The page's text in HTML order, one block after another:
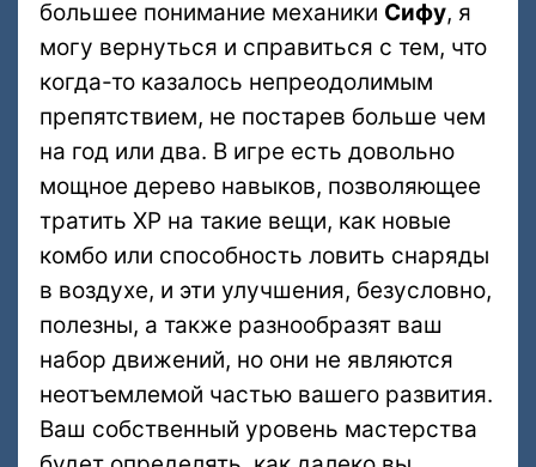
большее понимание механики Сифу, я
могу вернуться и справиться с тем, что
когда-то казалось непреодолимым
препятствием, не постарев больше чем
на год или два. В игре есть довольно
мощное дерево навыков, позволяющее
тратить XP на такие вещи, как новые
комбо или способность ловить снаряды
в воздухе, и эти улучшения, безусловно,
полезны, а также разнообразят ваш
набор движений, но они не являются
неотъемлемой частью вашего развития.
Ваш собственный уровень мастерства